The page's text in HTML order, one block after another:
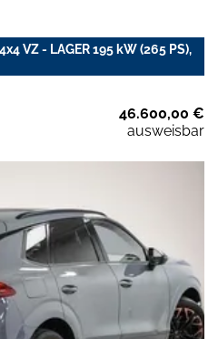
VZ - LAGER 195 kW (265 PS),
46.600,00 €
ausweisbar